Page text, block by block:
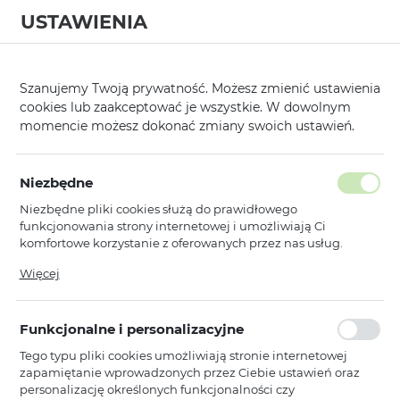
Strona główna / Modele Huawei Mate 20 Lite
KATEGORIE SORTUJ
Mate 20 Lite
Hartowane szkło Gold do HUAWEI
Dostępny
Ean: 5900217263593
USTAWIENIA
Szanujemy Twoją prywatność. Możesz zmienić ustawienia
cookies lub zaakceptować je wszystkie. W dowolnym
momencie możesz dokonać zmiany swoich ustawień.
Niezbędne
Niezbędne pliki cookies służą do prawidłowego
funkcjonowania strony internetowej i umożliwiają Ci
komfortowe korzystanie z oferowanych przez nas usług.
działania w celu m.in. dostosowania Twoich ustawień
preferencji prywatności, logowania czy wypełniania
formularzy. Dzięki plikom cookies strona, z której korzystasz,
może działać bez zakłóceń.
Więcej
Funkcjonalne i personalizacyjne
Tego typu pliki cookies umożliwiają stronie internetowej
zapamiętanie wprowadzonych przez Ciebie ustawień oraz
personalizację określonych funkcjonalności czy